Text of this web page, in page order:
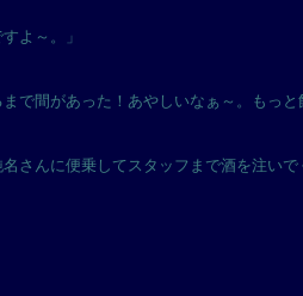
よ～。」
まで間があった！あやしいなぁ～。もっ
さんに便乗してスタッフまで酒を注い